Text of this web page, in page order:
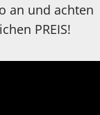
an und achten
PREIS!